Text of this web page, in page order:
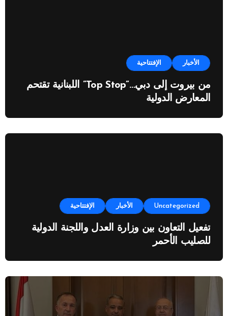
الأخبار الإفتتاحية
من بيروت إلى دبي…”Top Stop” اللبنانية تقتحم
المعارض الدولية
Uncategorized الأخبار الإفتتاحية
تفعيل التعاون بين وزارة العدل واللجنة الدولية
للصليب الأحمر